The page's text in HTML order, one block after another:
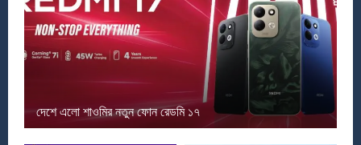
দেশে এলো শাওমির নতুন ফোন রেডমি ১৭